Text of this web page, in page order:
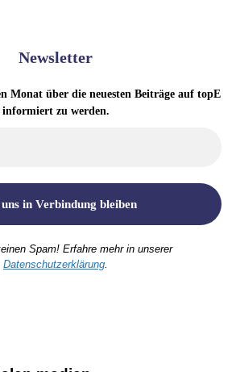
Newsletter
Monat über die neuesten Beiträge auf topE
informiert zu werden.
Spam! Erfahre mehr in unserer
Datenschutzerklärung